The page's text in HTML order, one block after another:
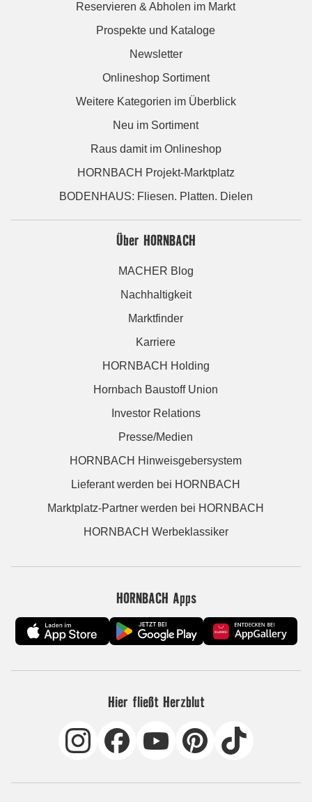
Reservieren & Abholen im Markt
Prospekte und Kataloge
Newsletter
Onlineshop Sortiment
Weitere Kategorien im Überblick
Neu im Sortiment
Raus damit im Onlineshop
HORNBACH Projekt-Marktplatz
BODENHAUS: Fliesen. Platten. Dielen
Über HORNBACH
MACHER Blog
Nachhaltigkeit
Marktfinder
Karriere
HORNBACH Holding
Hornbach Baustoff Union
Investor Relations
Presse/Medien
HORNBACH Hinweisgebersystem
Lieferant werden bei HORNBACH
Marktplatz-Partner werden bei HORNBACH
HORNBACH Werbeklassiker
HORNBACH Apps
Hier fließt Herzblut